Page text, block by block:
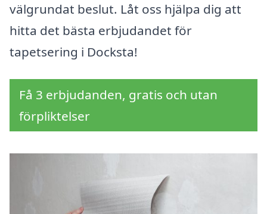
välgrundat beslut. Låt oss hjälpa dig att
hitta det bästa erbjudandet för
tapetsering i Docksta!
Få 3 erbjudanden, gratis och utan
förpliktelser